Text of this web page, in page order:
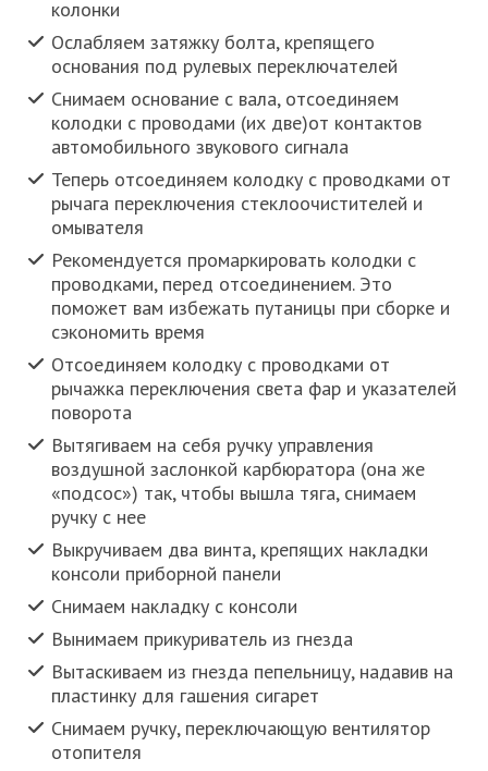
колонки
Ослабляем затяжку болта, крепящего
основания под рулевых переключателей
Снимаем основание с вала, отсоединяем
колодки с проводами (их две)от контактов
автомобильного звукового сигнала
Теперь отсоединяем колодку с проводками от
рычага переключения стеклоочистителей и
омывателя
Рекомендуется промаркировать колодки с
проводками, перед отсоединением. Это
поможет вам избежать путаницы при сборке и
сэкономить время
Отсоединяем колодку с проводками от
рычажка переключения света фар и указателей
поворота
Вытягиваем на себя ручку управления
воздушной заслонкой карбюратора (она же
«подсос») так, чтобы вышла тяга, снимаем
ручку с нее
Выкручиваем два винта, крепящих накладки
консоли приборной панели
Снимаем накладку с консоли
Вынимаем прикуриватель из гнезда
Вытаскиваем из гнезда пепельницу, надавив на
пластинку для гашения сигарет
Снимаем ручку, переключающую вентилятор
отопителя